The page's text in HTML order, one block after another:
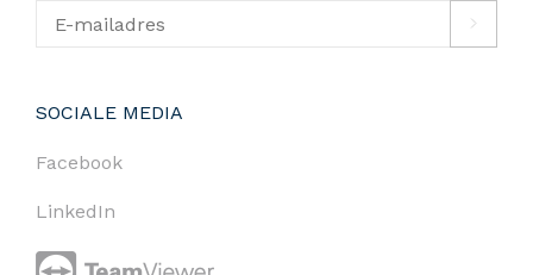
SOCIALE MEDIA
Facebook
LinkedIn